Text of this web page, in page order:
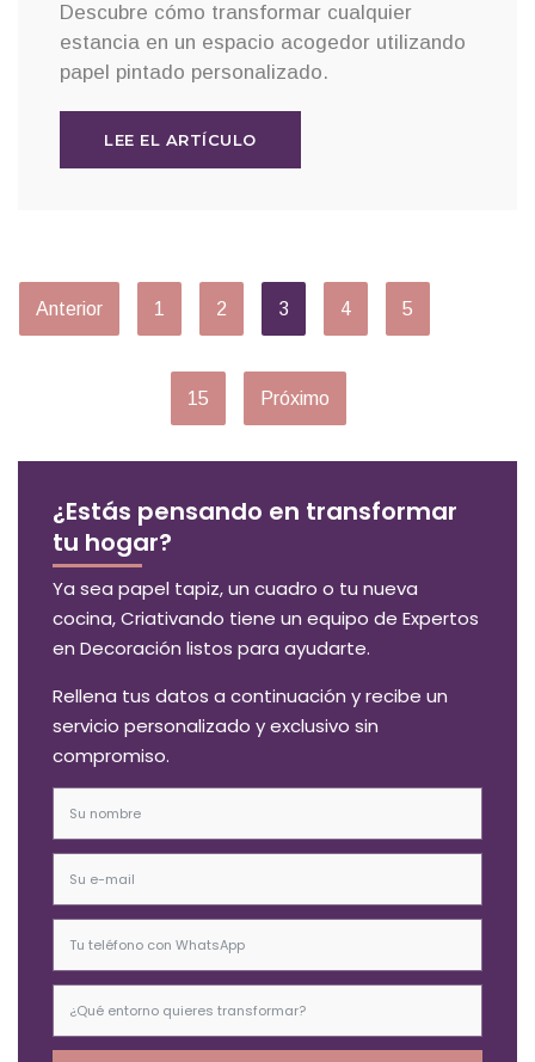
Descubre cómo transformar cualquier
estancia en un espacio acogedor utilizando
papel pintado personalizado.
LEE EL ARTÍCULO
Anterior 1 2 3 4 5
15 Próximo
¿Estás pensando en transformar
tu hogar?
Ya sea papel tapiz, un cuadro o tu nueva
cocina, Criativando tiene un equipo de Expertos
en Decoración listos para ayudarte.
Rellena tus datos a continuación y recibe un
servicio personalizado y exclusivo sin
compromiso.